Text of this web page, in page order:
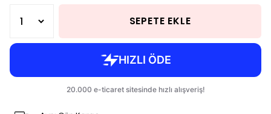
SEPETE EKLE